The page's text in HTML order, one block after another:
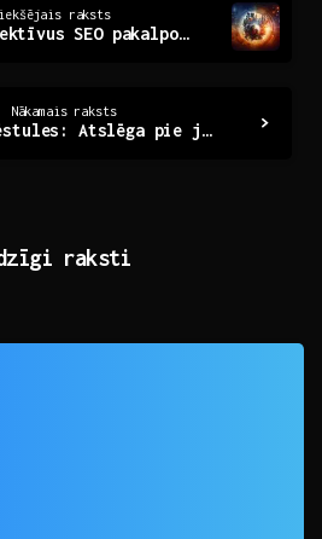
raksts
Atklājiet efektīvus SEO pakalpojumus Rīgā jūsu biznesam
Nākamais raksts
Jaunumu vēstules: Atslēga pie jūsu informācijas pasaules
raksti